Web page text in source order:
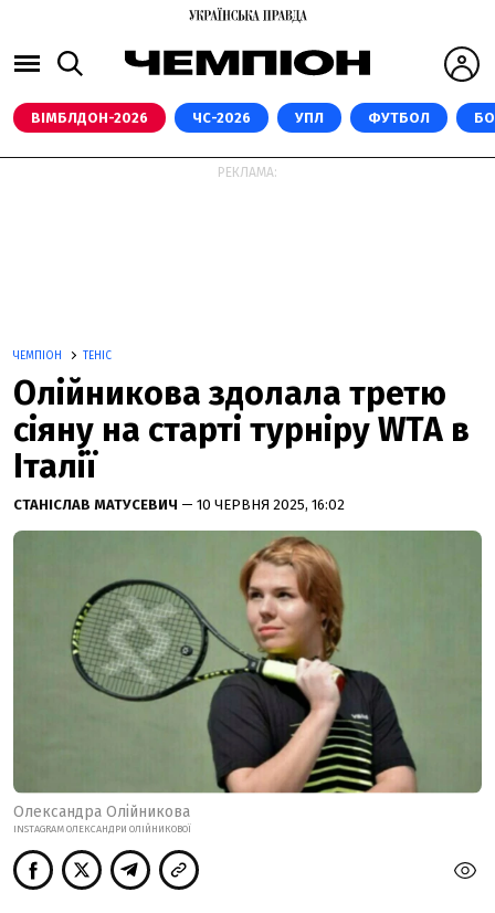
ВІМБЛДОН-2026 ЧС-2026 УПЛ ФУТБОЛ
РЕКЛАМА:
ЧЕМПІОН ТЕНІС
Олійникова здолала третю
сіяну на старті турніру WTA в
Італії
СТАНІСЛАВ МАТУСЕВИЧ — 10 ЧЕРВНЯ 2025, 16:02
Олександра Олійникова
INSTAGRAM ОЛЕКСАНДРИ ОЛІЙНИКОВОЇ